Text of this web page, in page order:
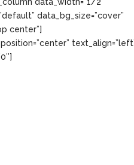
data_width=”1/2″
data_bg_size=”cover”
center”]